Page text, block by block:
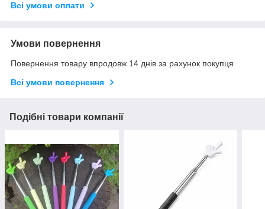
Всі умови оплати
Умови повернення
Повернення товару впродовж 14 днів за рахунок покупця
Всі умови повернення
Подібні товари компанії